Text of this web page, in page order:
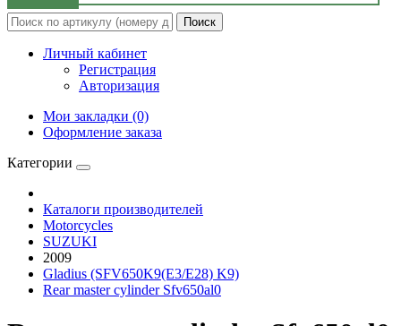
Поиск
Личный кабинет
Регистрация
Авторизация
Мои закладки (0)
Оформление заказа
Категории
Каталоги производителей
Motorcycles
SUZUKI
2009
Gladius (SFV650K9(E3/E28) K9)
Rear master cylinder Sfv650al0